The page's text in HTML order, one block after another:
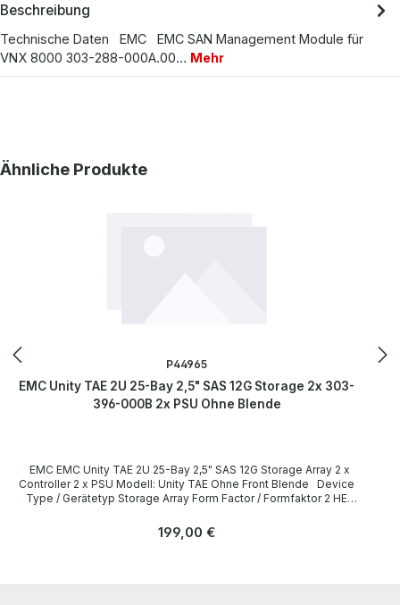
Beschreibung
Technische Daten EMC EMC SAN Management Module für
VNX 8000 303-288-000A.00… Mehr
Produktgalerie überspringen
Ähnliche Produkte
P44965
EMC Unity TAE 2U 25-Bay 2,5" SAS 12G Storage 2x 303-
396-000B 2x PSU Ohne Blende
Controller 2 x PSU Modell: Unity TAE Ohne Front Blende Device
Type / Gerätetyp Storage Array Form Factor / Formfaktor 2 HE
LieferumfangDelivery Contents / Lieferumfang 1 x EMC Unity TAE
Netzkabel The hardware has been overhauled and tested by us.
Regulärer Preis:
199,00 €